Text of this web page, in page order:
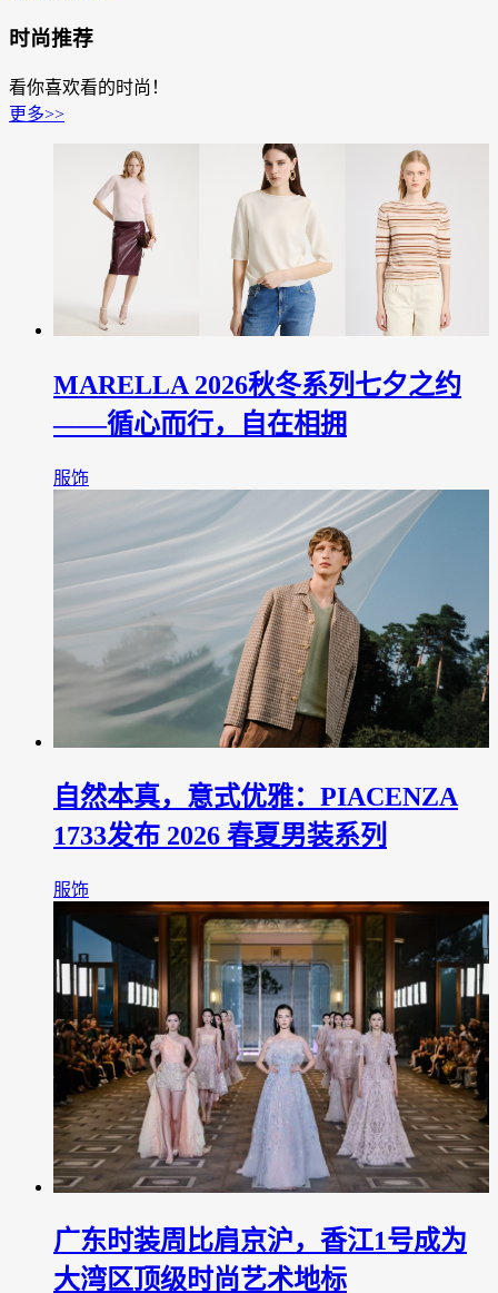
时尚推荐
看你喜欢看的时尚！
更多>>
MARELLA 2026秋冬系列七夕之约
——循心而行，自在相拥
服饰
自然本真，意式优雅：PIACENZA
1733发布 2026 春夏男装系列
服饰
广东时装周比肩京沪，香江1号成为
大湾区顶级时尚艺术地标